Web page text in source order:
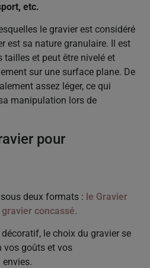
etc.
le gravier est considéré
est sa nature granulaire. Il est
et peut être nivelé et
sur une surface plane. De
assez léger, ce qui
manipulation lors de
pour
deux formats : le Gravier
gravier concassé.
le choix du gravier se
vos goûts et vos
envies.